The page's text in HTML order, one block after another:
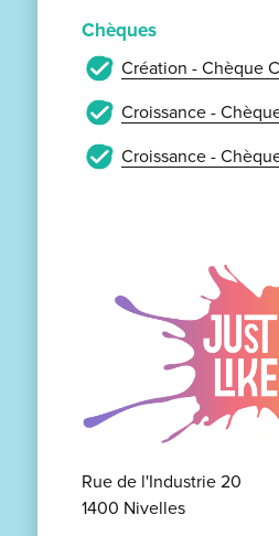
Chèques
Création - Chèque
Croissance -
Croissance -
Rue de l'Industrie 20
1400 Nivelles